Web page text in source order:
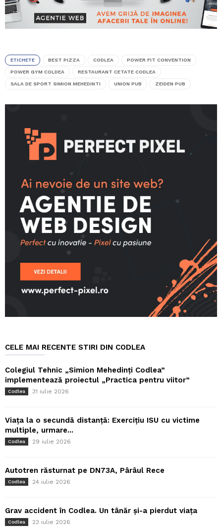
ETICHETE BEST PIZZA CODLEA POWER FIT CONVENTION
POWER GYM COLDEA RESTAURANT CETATE CODLEA
SALA DE SPORT SIMION MEHEDINTI UNION PUB ZEIDEN PUB
CELE MAI RECENTE STIRI DIN CODLEA
Colegiul Tehnic „Simion Mehedinți Codlea”
implementează proiectul „Practica pentru viitor”
Codlea 31 iulie 2026
Viața la o secundă distanță: Exercițiu ISU cu victime
multiple, urmare...
Codlea 29 iulie 2026
Autotren răsturnat pe DN73A, Pârâul Rece
Codlea 24 iulie 2026
Grav accident în Codlea. Un tânăr și-a pierdut viața
Codlea 23 iulie 2026